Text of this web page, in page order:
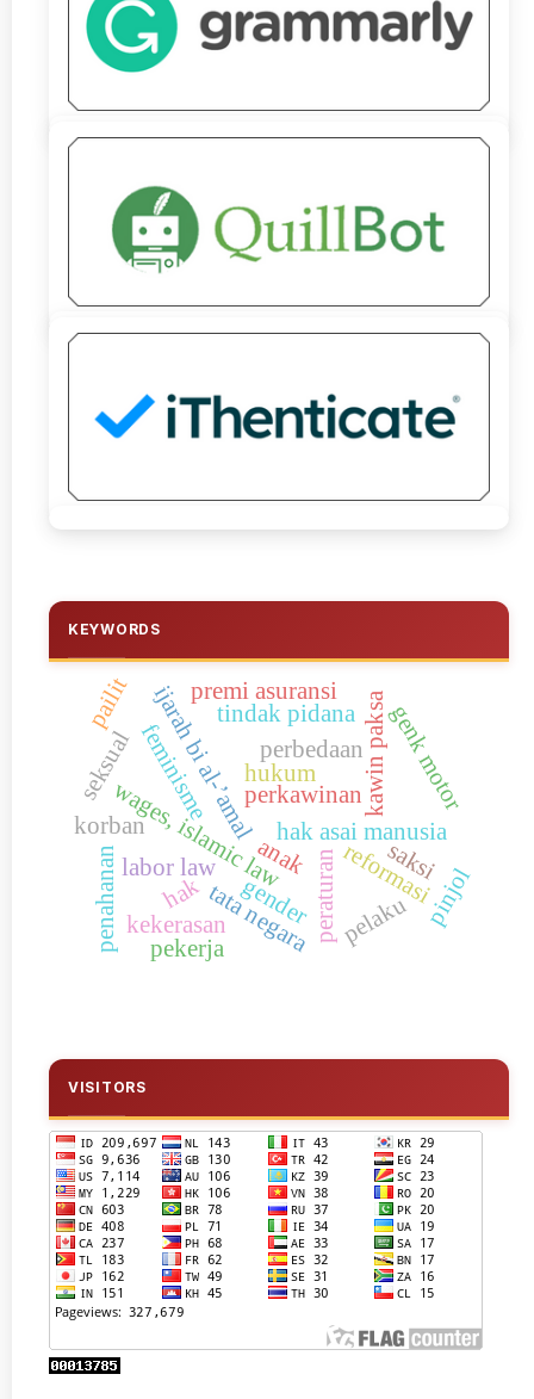
KEYWORDS
ijarah bi al-’amal
wages, islamic law
labor law
perkawinankawin paksa
hak asai manusia
peraturan
hukum
reformasi
tata negara
gender
perbedaan
feminisme
penahanan anak
genk motor
tindak pidana
hak
kekerasan
seksual
pelaku pinjol
saksi
korban
premi asuransi
pekerja
pailit
VISITORS